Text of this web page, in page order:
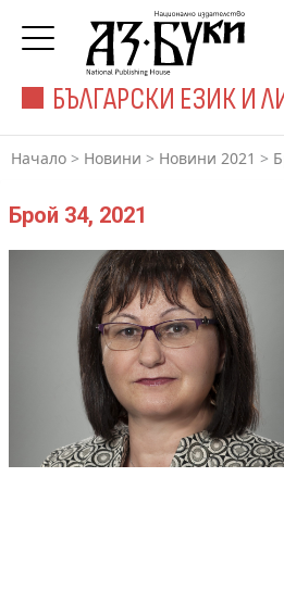
БЪЛГАРСКИ ЕЗИК И
Начало > Новини > Новини 2021 >
Брой 34, 2021